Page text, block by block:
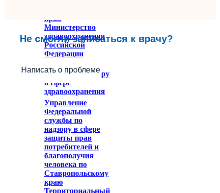
Не смогли записаться к врачу?
Написать о проблеме
края
Министерство
здравоохранения
Российской
Федерации
Федеральное
служба по надзору
в сфере
здравоохранения
Управление
Федеральной
службы по
надзору в сфере
защиты прав
потребителей и
благополучия
человека по
Ставропольскому
краю
Территориальный